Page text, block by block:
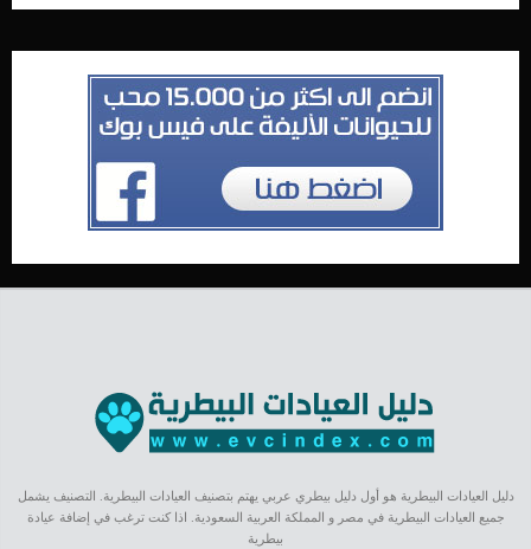
دليل العيادات البيطرية هو أول دليل بيطري عربي يهتم بتصنيف العيادات البيطرية. التصنيف يشمل
جميع العيادات البيطرية في مصر و المملكة العربية السعودية. اذا كنت ترغب في إضافة عيادة
بيطرية